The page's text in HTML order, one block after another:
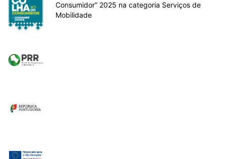
Consumidor” 2025 na categoria Serviços de
Mobilidade